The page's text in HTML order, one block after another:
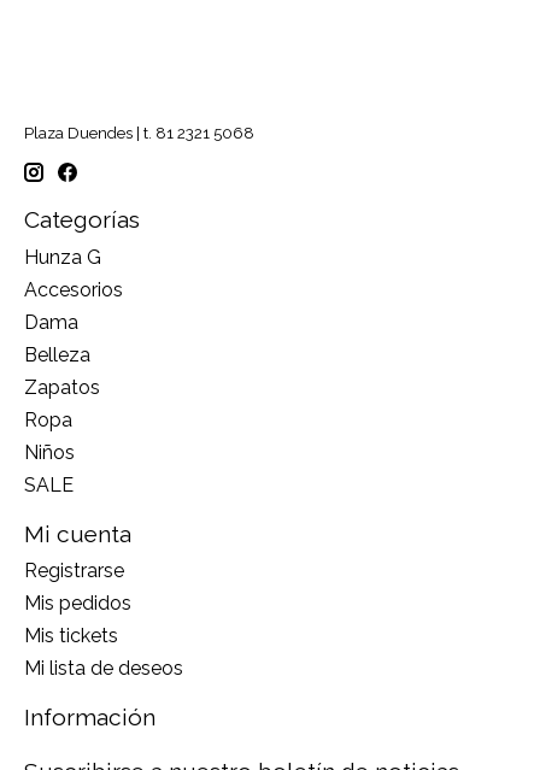
Plaza Duendes | t. 81 2321 5068
Categorías
Hunza G
Accesorios
Dama
Belleza
Zapatos
Ropa
Niños
SALE
Mi cuenta
Registrarse
Mis pedidos
Mis tickets
Mi lista de deseos
Información